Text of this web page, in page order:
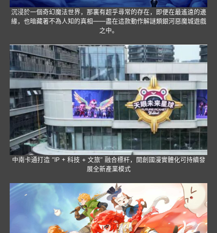
沉浸於一個奇幻魔法世界，那裏有超乎尋常的存在，即便在最遙遠的邊
緣，也暗藏著不為人知的真相——盡在這款動作解謎類銀河惡魔城遊戲
之中。
中南卡通打造 “IP + 科技 + 文旅” 融合標杆，開創國漫實體化可持續發
展全新產業模式